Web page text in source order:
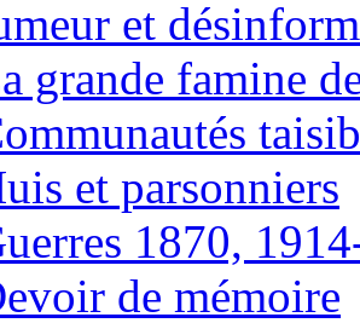
et
grande famine
et parsonniers
1870,
de mémoire